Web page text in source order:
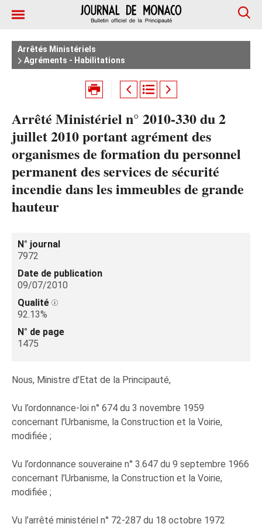
Arrêtés Ministériels
Agréments - Habilitations
Arrêté Ministériel n° 2010-330 du 2
juillet 2010 portant agrément des
organismes de formation du personnel
permanent des services de sécurité
incendie dans les immeubles de grande
hauteur
N° journal
7972
Date de publication
09/07/2010
Qualité
92.13%
N° de page
1475
Nous, Ministre d’Etat de la Principauté,
Vu l’ordonnance-loi n° 674 du 3 novembre 1959
concernant l’Urbanisme, la Construction et la Voirie,
modifiée ;
Vu l’ordonnance souveraine n° 3.647 du 9 septembre 1966
concernant l’Urbanisme, la Construction et la Voirie,
modifiée ;
Vu l’arrêté ministériel n° 72-287 du 18 octobre 1972